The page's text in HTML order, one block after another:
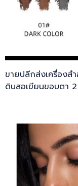
ขายปลีกส่งเครื่องส
ดินสอเขียนขอบตา